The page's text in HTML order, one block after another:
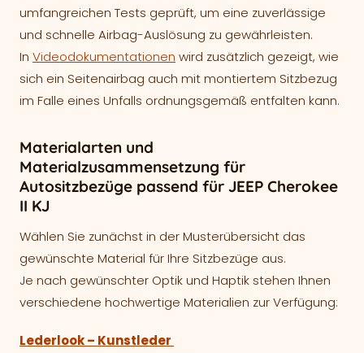
umfangreichen Tests geprüft, um eine zuverlässige
und schnelle Airbag-Auslösung zu gewährleisten.
In Videodokumentationen wird zusätzlich gezeigt, wie
sich ein Seitenairbag auch mit montiertem Sitzbezug
im Falle eines Unfalls ordnungsgemäß entfalten kann.
Materialarten und
Materialzusammensetzung für
Autositzbezüge passend für JEEP Cherokee
II KJ
Wählen Sie zunächst in der Musterübersicht das
gewünschte Material für Ihre Sitzbezüge aus.
Je nach gewünschter Optik und Haptik stehen Ihnen
verschiedene hochwertige Materialien zur Verfügung:
Lederlook – Kunstleder